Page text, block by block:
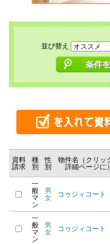
並び替え
資料
請求
種
別
性
別
物件名（クリッ
詳細ページに）
一
般
マ
ン
男
女
コゥジィコート
一
般
マ
ン
男
女
コゥジィコート